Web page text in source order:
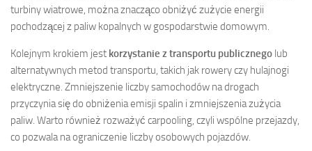
turbiny wiatrowe, można znacząco obniżyć zużycie energii
pochodzącej z paliw kopalnych w gospodarstwie domowym.
Kolejnym krokiem jest korzystanie z transportu publicznego lub
alternatywnych metod transportu, takich jak rowery czy hulajnogi
elektryczne. Zmniejszenie liczby samochodów na drogach
przyczynia się do obniżenia emisji spalin i zmniejszenia zużycia
paliw. Warto również rozważyć carpooling, czyli wspólne przejazdy,
co pozwala na ograniczenie liczby osobowych pojazdów.